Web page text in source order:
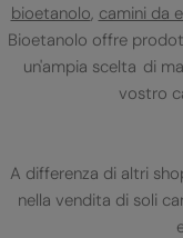
bioetanolo, camini da
Bioetanolo offre
un'ampia scelta di
vostro
A differenza di altri
nella vendita di soli